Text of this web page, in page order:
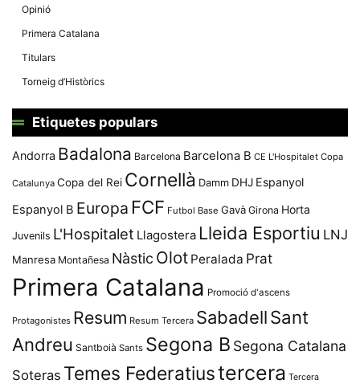
Opinió
Primera Catalana
Titulars
Torneig d’Històrics
Etiquetes populars
Andorra Badalona Barcelona Barcelona B CE L'Hospitalet Copa
Catalunya Copa del Rei Cornellà Damm DHJ Espanyol
Espanyol B Europa FCF Futbol Base Gavà Girona Horta
Juvenils L'Hospitalet Llagostera Lleida Esportiu LNJ
Manresa Montañesa Nàstic Olot Peralada Prat
Primera Catalana Promoció d'ascens
Protagonistes Resum Resum Tercera SabadellSant
Andreu Santboià Sants Segona B Segona Catalana
Soteras Temes Federatiustercera Tercera